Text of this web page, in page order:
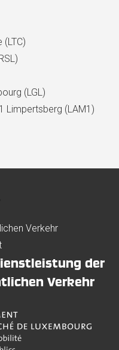
(LTC)
(LGL)
Limpertsberg (LAM1)
Verkehr
der
Verkehr